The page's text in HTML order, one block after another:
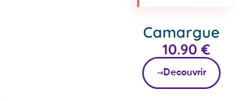
Camargue
10.90 €
Decouvrir